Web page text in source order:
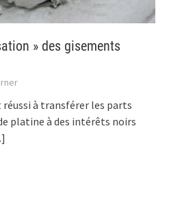
» des gisements
à transférer les parts
platine à des intérêts noirs